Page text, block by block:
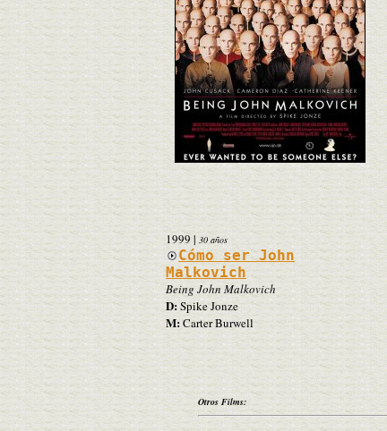
1999 | 30 años
Cómo ser John
Malkovich
Being John Malkovich
D:Spike Jonze
M:Carter Burwell
Otros Films: